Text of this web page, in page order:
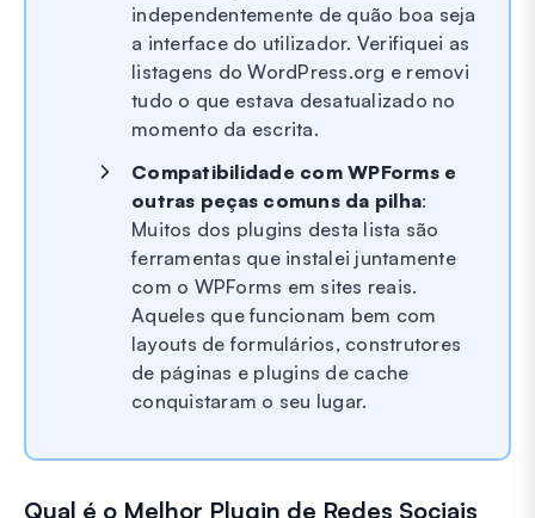
independentemente de quão boa seja
a interface do utilizador. Verifiquei as
listagens do WordPress.org e removi
tudo o que estava desatualizado no
momento da escrita.
Compatibilidade com WPForms e
outras peças comuns da pilha:
Muitos dos plugins desta lista são
ferramentas que instalei juntamente
com o WPForms em sites reais.
Aqueles que funcionam bem com
layouts de formulários, construtores
de páginas e plugins de cache
conquistaram o seu lugar.
Qual é o Melhor Plugin de Redes Sociais